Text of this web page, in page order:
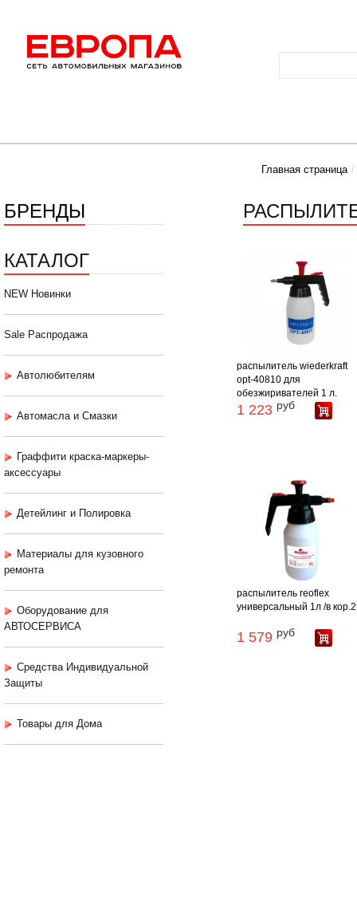
Главная страница
БРЕНДЫ
КАТАЛОГ
NEW Новинки
Sale Распродажа
Автолюбителям
Автомасла и Смазки
Граффити краска-маркеры-
аксессуары
Детейлинг и Полировка
Материалы для кузовного
ремонта
Оборудование для
АВТОСЕРВИСА
Средства Индивидуальной
Защиты
Товары для Дома
распылитель wiederkraft
opt-40810 для
обезжиривателей 1 л.
1 223 руб
распылитель reoflex
универсальный 1л /в кор.2
1 579 руб